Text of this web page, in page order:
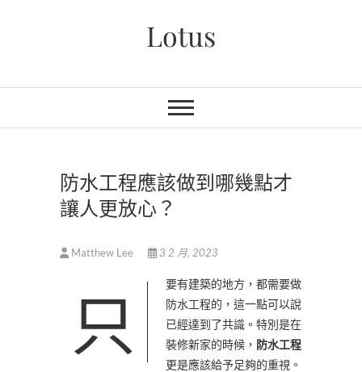
Lotus
防水工程應該做到哪幾點才
讓人更放心？
Matthew Lee 3 2 月, 2023
只要有建築的地方，都需要做
防水工程的，這一點可以說
已經達到了共識。特別是在
裝修新家的時候， 防水工程
更是應該給予足夠的重視。